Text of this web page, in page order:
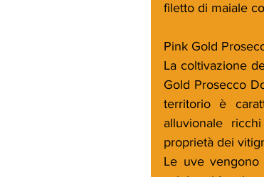
filetto di maiale
Pink Gold
La coltivazione
Gold Prosecco
territorio è
alluvionale
proprietà dei
Le uve vengono